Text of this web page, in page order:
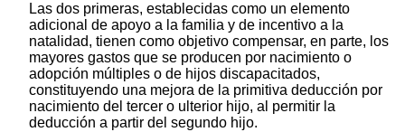
Las dos primeras, establecidas como un elemento
adicional de apoyo a la familia y de incentivo a la
natalidad, tienen como objetivo compensar, en parte, los
mayores gastos que se producen por nacimiento o
adopción múltiples o de hijos discapacitados,
constituyendo una mejora de la primitiva deducción por
nacimiento del tercer o ulterior hijo, al permitir la
deducción a partir del segundo hijo.